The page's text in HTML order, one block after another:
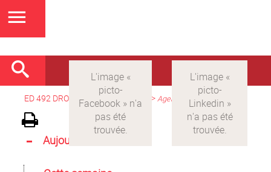
ED 492 DROIT > Version française >Agenda
Aujourd'hui